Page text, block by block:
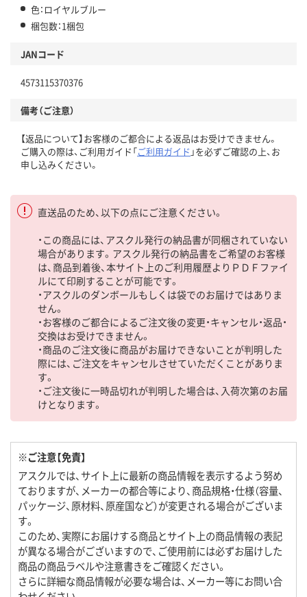
色：ロイヤルブルー
梱包数：1梱包
JANコード
4573115370376
備考（ご注意）
【返品について】お客様のご都合による返品はお受けできません。
ご購入の際は、ご利用ガイド「ご利用ガイド 」を必ずご確認の上、お
申し込みください。
直送品のため、以下の点にご注意ください。
・この商品には、アスクル発行の納品書が同梱されていない
場合があります。アスクル発行の納品書をご希望のお客様
は、商品到着後、本サイト上のご利用履歴よりＰＤＦファイ
ルにて印刷することが可能です。
・アスクルのダンボールもしくは袋でのお届けではありま
せん。
・お客様のご都合によるご注文後の変更・キャンセル・返品・
交換はお受けできません。
・商品のご注文後に商品がお届けできないことが判明した
際には、ご注文をキャンセルさせていただくことがありま
す。
・ご注文後に一時品切れが判明した場合は、入荷次第のお届
けとなります。
※ご注意【免責】
アスクルでは、サイト上に最新の商品情報を表示するよう努め
ておりますが、メーカーの都合等により、商品規格・仕様（容量、
パッケージ、原材料、原産国など）が変更される場合がございま
す。
このため、実際にお届けする商品とサイト上の商品情報の表記
が異なる場合がございますので、ご使用前には必ずお届けした
商品の商品ラベルや注意書きをご確認ください。
さらに詳細な商品情報が必要な場合は、メーカー等にお問い合